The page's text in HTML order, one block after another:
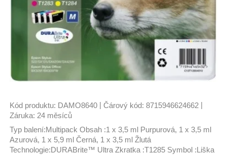
Kód produktu: DAMO8640 Čárový kód: 8715946624662
Záruka: 24 měsíců
Typ balení:Multipack Obsah :1 x 3,5 ml Purpurová, 1 x 3,5 ml
Azurová, 1 x 5,9 ml Černá, 1 x 3,5 ml Žlutá
Technologie:DURABrite™ Ultra Zkratka :T1285 Symbol :Liška